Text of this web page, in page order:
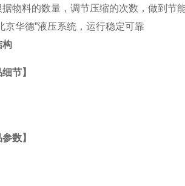
据物料的数量，调节压缩的次数，做到节
京华德”液压系统，运行稳定可靠
构
节】
数】